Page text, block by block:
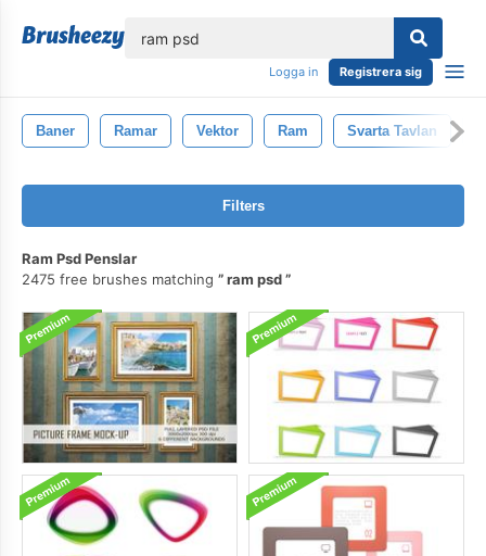
Logga in Registrera sig
Baner Ramar Vektor Ram Svarta Tavlan
Filters
Ram Psd Penslar
2475 free brushes matching
ram psd